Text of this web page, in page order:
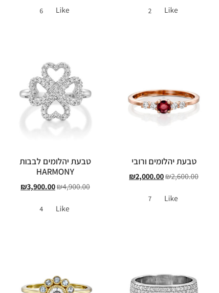
Like
2
Like
6
טבעת יהלומים ורובי
₪2,600.00
₪2,000.00
Like
7
טבעת יהלומים לבבות
HARMONY
₪4,900.00
₪3,900.00
Like
4